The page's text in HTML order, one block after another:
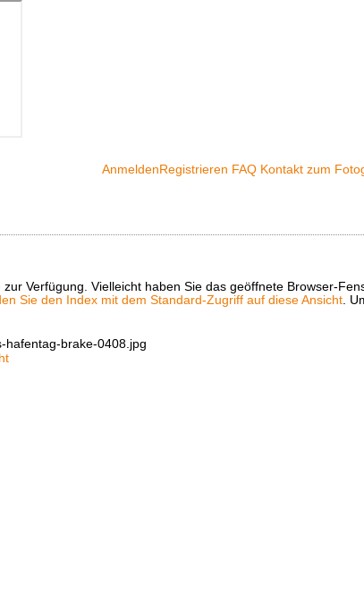
Anmelden Registrieren FAQ Kontakt zum
Verfügung. Vielleicht haben Sie das geöffnete Browser-
Sie den Index mit dem Standard-Zugriff auf diese Ansicht.